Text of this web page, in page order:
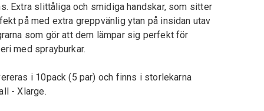
Extra slittåliga och smidiga handskar, som sitter
på med extra greppvänlig ytan på insidan utav
som gör att dem lämpar sig perfekt för
med sprayburkar.
i 10pack (5 par) och finns i storlekarna
- Xlarge.